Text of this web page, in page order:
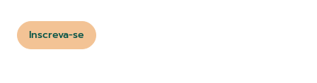
Inscreva-se